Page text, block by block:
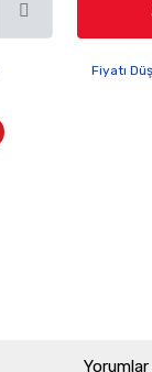
Fiyatı
Yorumlar